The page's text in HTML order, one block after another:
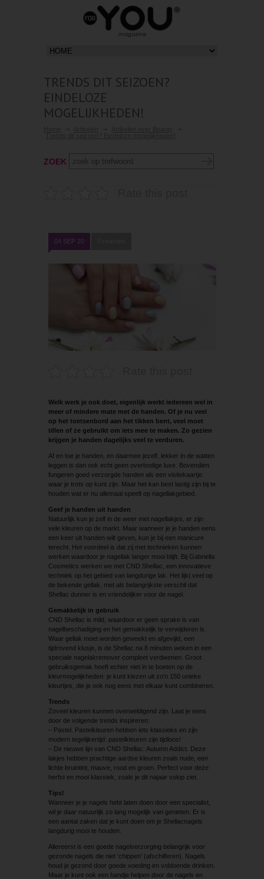
TRENDS DIT SEIZOEN?
EINDELOZE
MOGELIJKHEDEN!
ZOEK
04 SEP 20
Welk werk je ook doet, eigenlijk werkt iedereen wel in
meer of mindere mate met de handen. Of je nu veel
op het toetsenbord aan het tikken bent, veel moet
tillen of ze gebruikt om iets mee te maken. Zo gezien
krijgen je handen dagelijks veel te verduren.
Af en toe je handen, en daarmee jezelf, lekker in de watten
leggen is dan ook echt geen overbodige luxe. Bovendien
fungeren goed verzorgde handen als een visitekaartje
waar je trots op kunt zijn. Maar het kan best lastig zijn bij te
houden wat er nu allemaal speelt op nagellakgebied.
Geef je handen uit handen
Natuurlijk kun je zelf in de weer met nagellakjes, er zijn
vele kleuren op de markt. Maar wanneer je je handen eens
een keer uit handen wilt geven, kun je bij een manicure
terecht. Het voordeel is dat zij met technieken kunnen
werken waardoor je nagellak langer mooi blijft. Bij Gabriella
Cosmetics werken we met CND Shellac, een innovatieve
techniek op het gebied van langdurige lak. Het lijkt veel op
de bekende gellak, met als belangrijkste verschil dat
Shellac dunner is en vriendelijker voor de nagel.
Gemakkelijk in gebruik
CND Shellac is mild, waardoor er geen sprake is van
nagelbeschadiging en het gemakkelijk te verwijderen is.
Waar gellak moet worden geweekt en afgevijld, een
tijdrovend klusje, is de Shellac na 8 minuten weken in een
speciale nagelakremover compleet verdwenen. Groot
gebruiksgemak hoeft echter niet in te boeten op de
kleurmogelijkheden: je kunt kiezen uit zo’n 150 unieke
kleurtjes, die je ook nog eens met elkaar kunt combineren.
Trends
Zoveel kleuren kunnen overweldigend zijn. Laat je eens
door de volgende trends inspireren:
– Pastel. Pastelkleuren hebben iets klassieks en zijn
modern tegelijkertijd: pastelkleuren zijn tijdloos!
– De nieuwe lijn van CND Shellac: Autumn Addict. Deze
lakjes hebben prachtige aardse kleuren zoals nude, een
lichte bruintint, mauve, rood en groen. Perfect voor deze
herfst en mooi klassiek, zoals je dit najaar volop ziet.
Tips!
Wanneer je je nagels hebt laten doen door een specialist,
wil je daar natuurlijk zo lang mogelijk van genieten. Er is
een aantal zaken dat je kunt doen om je Shellacnagels
langdurig mooi te houden.
Allereerst is een goede nagelverzorging belangrijk voor
gezonde nagels die niet ‘chippen’ (afschilferen). Nagels
houd je gezond door goede voeding en voldoende drinken.
Maar je kunt ook een handje helpen door de nagels en